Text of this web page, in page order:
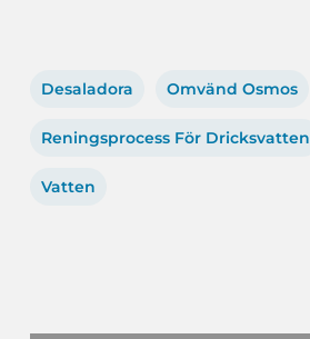
Desaladora Omvänd Osmos
Reningsprocess För Dricksvatten
Vatten